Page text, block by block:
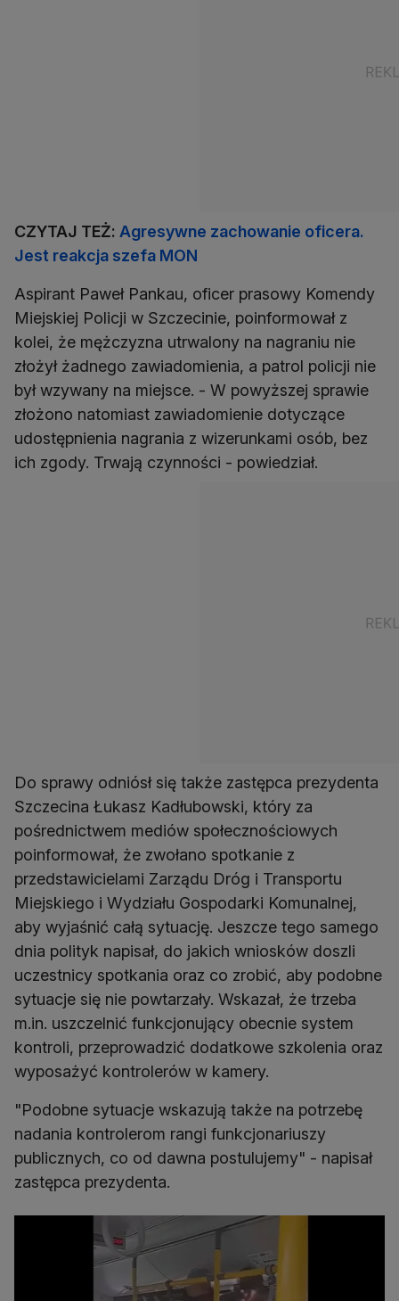
CZYTAJ TEŻ: Agresywne zachowanie oficera.
Jest reakcja szefa MON
Aspirant Paweł Pankau, oficer prasowy Komendy
Miejskiej Policji w Szczecinie, poinformował z
kolei, że mężczyzna utrwalony na nagraniu nie
złożył żadnego zawiadomienia, a patrol policji nie
był wzywany na miejsce. - W powyższej sprawie
złożono natomiast zawiadomienie dotyczące
udostępnienia nagrania z wizerunkami osób, bez
ich zgody. Trwają czynności - powiedział.
Do sprawy odniósł się także zastępca prezydenta
Szczecina Łukasz Kadłubowski, który za
pośrednictwem mediów społecznościowych
poinformował, że zwołano spotkanie z
przedstawicielami Zarządu Dróg i Transportu
Miejskiego i Wydziału Gospodarki Komunalnej,
aby wyjaśnić całą sytuację. Jeszcze tego samego
dnia polityk napisał, do jakich wniosków doszli
uczestnicy spotkania oraz co zrobić, aby podobne
sytuacje się nie powtarzały. Wskazał, że trzeba
m.in. uszczelnić funkcjonujący obecnie system
kontroli, przeprowadzić dodatkowe szkolenia oraz
wyposażyć kontrolerów w kamery.
"Podobne sytuacje wskazują także na potrzebę
nadania kontrolerom rangi funkcjonariuszy
publicznych, co od dawna postulujemy" - napisał
zastępca prezydenta.